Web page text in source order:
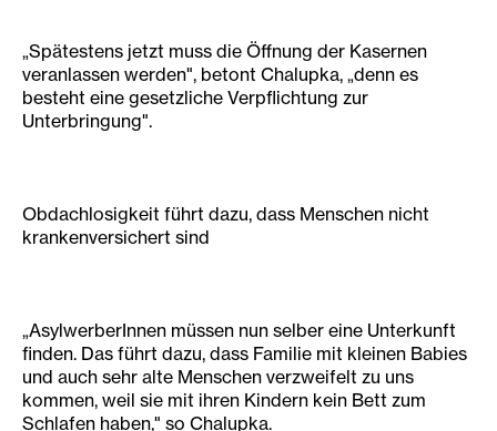
„Spätestens jetzt muss die Öffnung der Kasernen
veranlassen werden", betont Chalupka, „denn es
besteht eine gesetzliche Verpflichtung zur
Unterbringung".
Obdachlosigkeit führt dazu, dass Menschen nicht
krankenversichert sind
„AsylwerberInnen müssen nun selber eine Unterkunft
finden. Das führt dazu, dass Familie mit kleinen Babies
und auch sehr alte Menschen verzweifelt zu uns
kommen, weil sie mit ihren Kindern kein Bett zum
Schlafen haben," so Chalupka.